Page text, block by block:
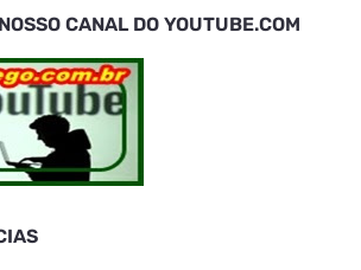
CANAL DO YOUTUBE.COM